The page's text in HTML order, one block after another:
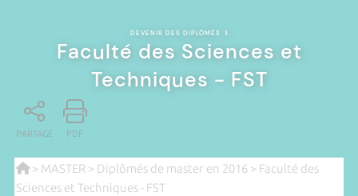
DEVENIR DES DIPLÔMÉS |
Faculté des Sciences et
Techniques - FST
PARTAGE PDF
> MASTER > Diplômés de master en 2016> Faculté des
Sciences et Techniques - FST